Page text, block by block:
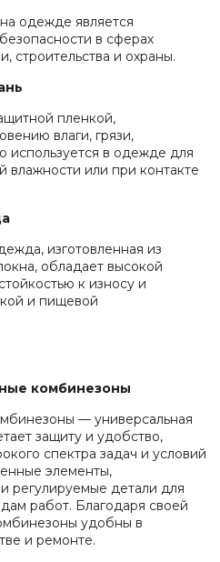
одежде является
в сферах
строительства и охраны.
пленкой,
влаги, грязи,
используется в одежде для
влажности или при контакте
изготовленная из
обладает высокой
к износу и
и пищевой
комбинезоны
— универсальная
защиту и удобство,
спектра задач и условий
элементы,
регулируемые детали для
работ. Благодаря своей
удобны в
и ремонте.